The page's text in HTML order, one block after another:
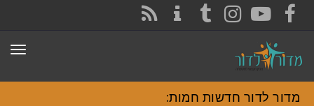
YOUTUBE
INSTAGRAM
TUMBLR
CONTACT
תפריט
לדור חדשות חמות: